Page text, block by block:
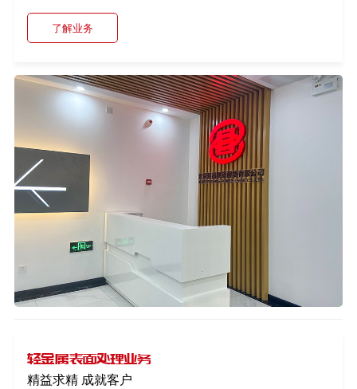
了解业务
轻金属表面处理业务
精益求精 成就客户